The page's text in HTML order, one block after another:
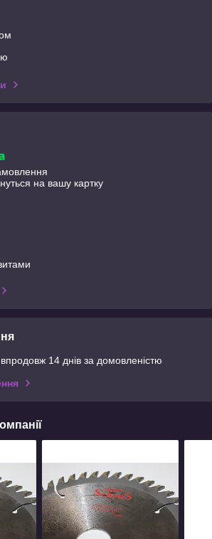
на вашу картку
14 днів за домовленістю